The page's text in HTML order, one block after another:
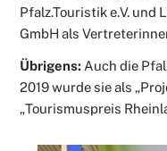
Pfalz.Touristik e.V. und
GmbH als
Übrigens: Auch die
2019 wurde sie als
„Tourismuspreis